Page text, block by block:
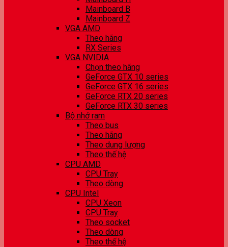
Mainboard B
Mainboard Z
VGA AMD
Theo hãng
RX Series
VGA NVIDIA
Chọn theo hãng
GeForce GTX 10 series
GeForce GTX 16 series
GeForce RTX 20 series
GeForce RTX 30 series
Bộ nhớ ram
Theo bus
Theo hãng
Theo dung lượng
Theo thế hệ
CPU AMD
CPU Tray
Theo dòng
CPU Intel
CPU Xeon
CPU Tray
Theo socket
Theo dòng
Theo thế hệ